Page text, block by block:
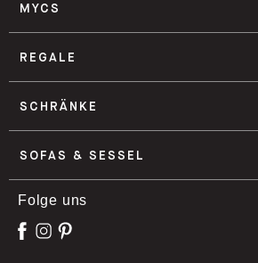
MYCS
REGALE
SCHRÄNKE
SOFAS & SESSEL
Folge uns